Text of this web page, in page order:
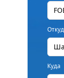
Куда